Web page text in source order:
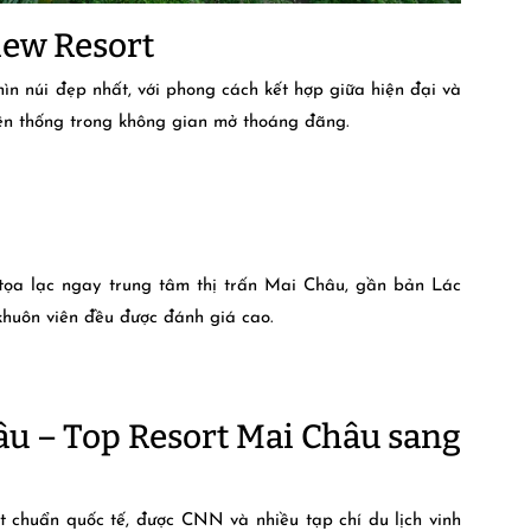
Resort
núi đẹp nhất, với phong cách kết hợp giữa hiện đại và
thống trong không gian mở thoáng đãng.
lạc ngay trung tâm thị trấn Mai Châu, gần bản Lác
viên đều được đánh giá cao.
– Top Resort Mai Châu sang
quốc tế, được CNN và nhiều tạp chí du lịch vinh